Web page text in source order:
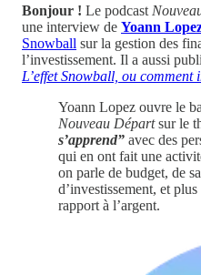
Bonjour ! Le podcast
une interview de Yoann
Snowball sur la gestion des
l’investissement. Il a aussi
L’effet Snowball, ou comment
Yoann Lopez ouvre le
Nouveau Départsur le
s’apprend” avec des
qui en ont fait une
on parle de budget, de
d’investissement, et
rapport à l’argent.